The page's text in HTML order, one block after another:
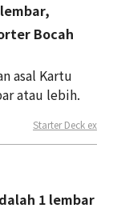
Bocah
asal Kartu
atau lebih.
Starter Deck ex
1 lembar